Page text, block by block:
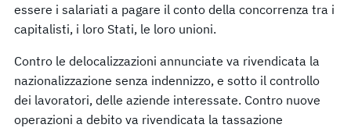
essere i salariati a pagare il conto della concorrenza tra i
capitalisti, i loro Stati, le loro unioni.
Contro le delocalizzazioni annunciate va rivendicata la
nazionalizzazione senza indennizzo, e sotto il controllo
dei lavoratori, delle aziende interessate. Contro nuove
operazioni a debito va rivendicata la tassazione